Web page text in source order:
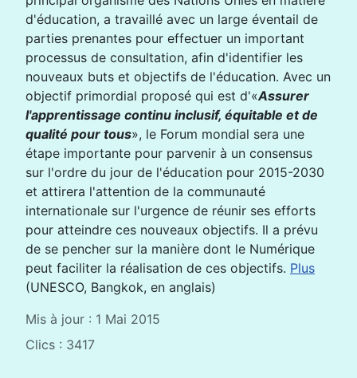
d'éducation, a travaillé avec un large éventail de
parties prenantes pour effectuer un important
processus de consultation, afin d'identifier les
nouveaux buts et objectifs de l'éducation. Avec un
objectif primordial proposé qui est d'«Assurer
l'apprentissage continu inclusif, équitable et de
qualité pour tous», le Forum mondial sera une
étape importante pour parvenir à un consensus
sur l'ordre du jour de l'éducation pour 2015-2030
et attirera l'attention de la communauté
internationale sur l'urgence de réunir ses efforts
pour atteindre ces nouveaux objectifs. Il a prévu
de se pencher sur la manière dont le Numérique
peut faciliter la réalisation de ces objectifs. Plus
(UNESCO, Bangkok, en anglais)
Mis à jour : 1 Mai 2015
Clics : 3417